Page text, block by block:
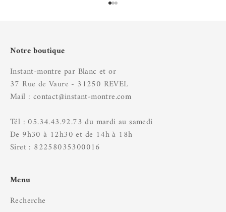
Aller à l'élément 1
Aller à l'élément 2
Aller à l'élément 3
Notre boutique
Instant-montre par Blanc et or
37 Rue de Vaure - 31250 REVEL
Mail : contact@instant-montre.com
Tél : 05.34.43.92.73 du mardi au samedi
De 9h30 à 12h30 et de 14h à 18h
Siret : 82258035300016
Menu
Recherche